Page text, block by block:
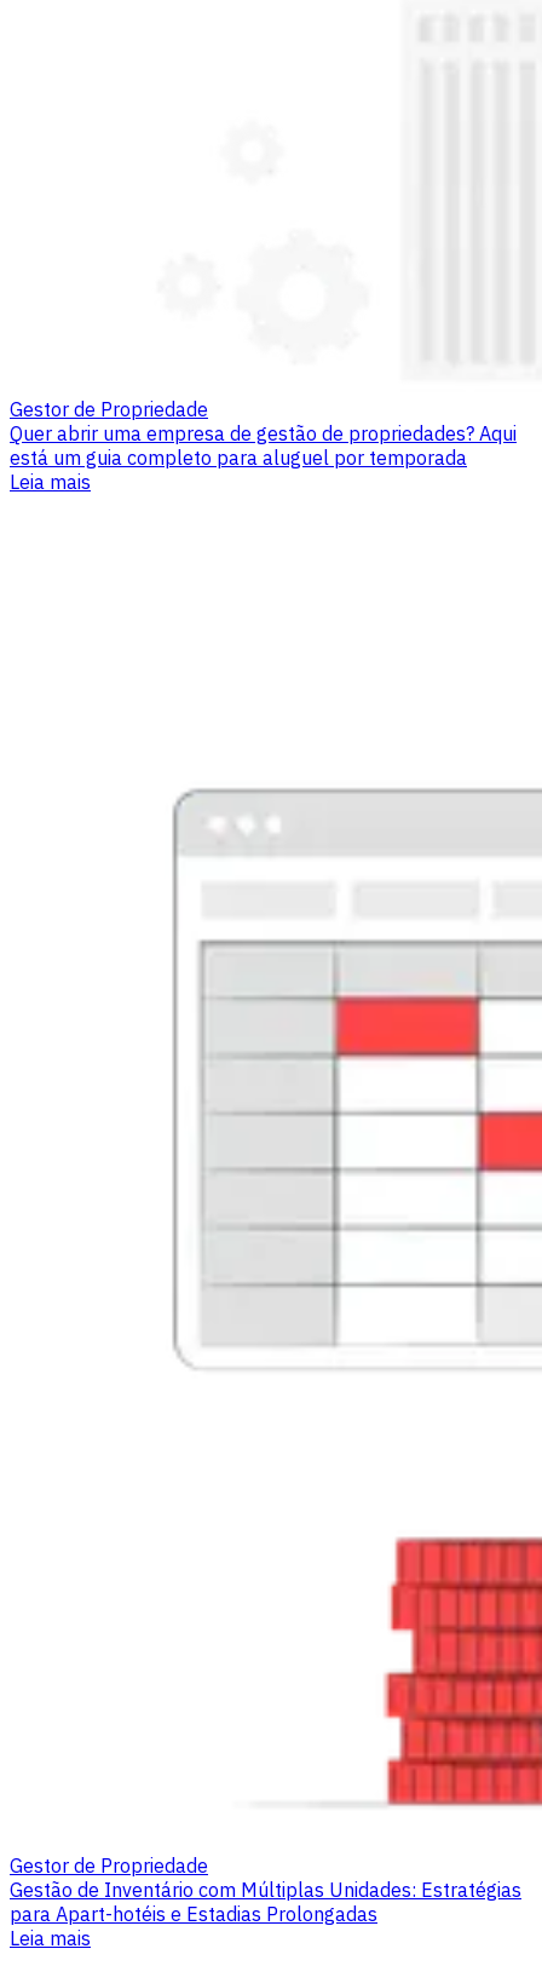
Gestor de Propriedade
Quer abrir uma empresa de gestão de propriedades? Aqui
está um guia completo para aluguel por temporada
Leia mais
Gestor de Propriedade
Gestão de Inventário com Múltiplas Unidades: Estratégias
para Apart-hotéis e Estadias Prolongadas
Leia mais